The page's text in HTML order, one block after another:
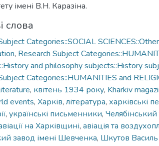
імені В.Н. Каразіна.
слова
Categories::SOCIAL
, Research Subject
and philosophy subjects::History
Categories::HUMANITIES and
, квітень 1934 року, Kharkiv
events, Харків, література, харківські
, українські письменники,
на Харківщині, авіація та
завод імені Шевченка, Шкутов Василь